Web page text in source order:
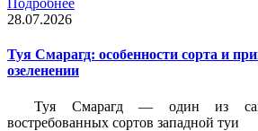
Подробнее
28.07.2026
Туя Смарагд: особенности сорта и
озеленении
Туя Смарагд — один из
востребованных сортов западной туи